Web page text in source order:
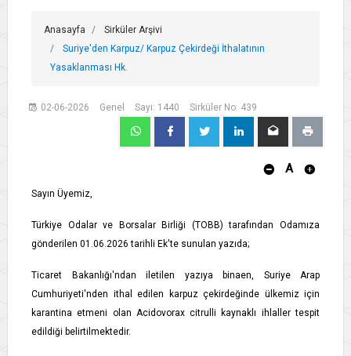
Anasayfa
Sirküler Arşivi
Suriye'den Karpuz/ Karpuz Çekirdeği İthalatının
Yasaklanması Hk.
02-06-2026 Genel Sayı: 1440 Sirküler No: 439
A
Sayın Üyemiz,
Türkiye Odalar ve Borsalar Birliği (TOBB) tarafından Odamıza
gönderilen 01.06.2026 tarihli Ek'te sunulan yazıda;
Ticaret Bakanlığı'ndan iletilen yazıya binaen, Suriye Arap
Cumhuriyeti'nden ithal edilen karpuz çekirdeğinde ülkemiz için
karantina etmeni olan Acidovorax citrulli kaynaklı ihlaller tespit
edildiği belirtilmektedir.